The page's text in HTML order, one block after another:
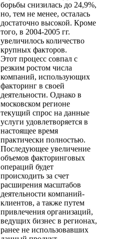
борьбы снизилась до 24,9%,
но, тем не менее, осталась
достаточно высокой. Кроме
того, в 2004-2005 гг.
увеличилось количество
крупных факторов.
Этот процесс совпал с
резким ростом числа
компаний, использующих
факторинг в своей
деятельности. Однако в
московском регионе
текущий спрос на данные
услуги удовлетворяется в
настоящее время
практически полностью.
Последующее увеличение
объемов факторинговых
операций будет
происходить за счет
расширения масштабов
деятельности компаний-
клиентов, а также путем
привлечения организаций,
ведущих бизнес в регионах,
ранее не использовавших